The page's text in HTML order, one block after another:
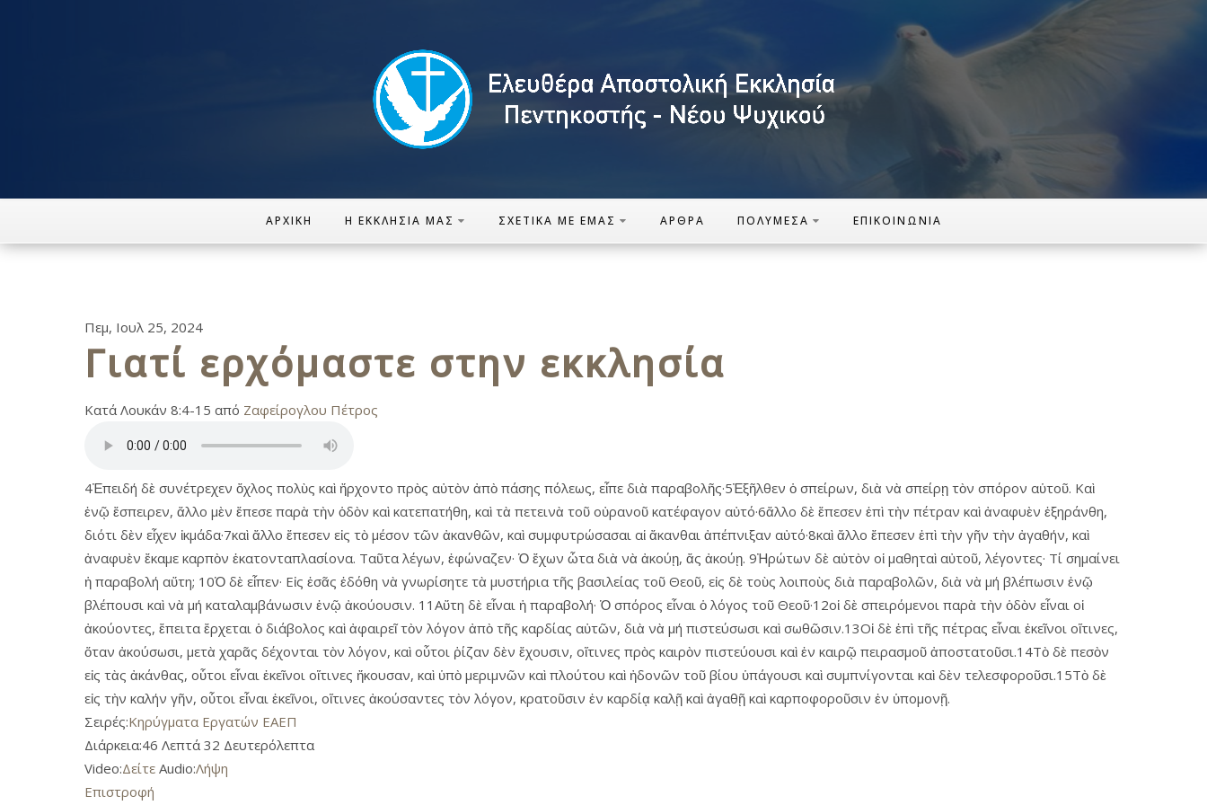
ΑΡΧΙΚΉ Η ΕΚΚΛΗΣΊΑ ΜΑΣ ΣΧΕΤΙΚΆ ΜΕ ΕΜΆΣ ΆΡΘΡΑ ΠΟΛΥΜΈΣΑ ΕΠΙΚΟΙΝΩΝΊΑ
Πεμ, Ιουλ 25, 2024
Γιατί ερχόμαστε στην εκκλησία
Κατά Λουκάν 8:4-15 από Ζαφείρογλου Πέτρος
4Ἐπειδή δὲ συνέτρεχεν ὄχλος πολὺς καὶ ἤρχοντο πρὸς αὐτὸν ἀπὸ πάσης πόλεως, εἶπε διὰ παραβολῆς·5Ἐξῆλθεν ὁ σπείρων, διὰ νὰ σπείρῃ τὸν σπόρον αὑτοῦ. Καὶ
ἐνῷ ἔσπειρεν, ἄλλο μὲν ἔπεσε παρὰ τὴν ὁδὸν καὶ κατεπατήθη, καὶ τὰ πετεινὰ τοῦ οὐρανοῦ κατέφαγον αὐτό·6ἄλλο δὲ ἔπεσεν ἐπὶ τὴν πέτραν καὶ ἀναφυὲν ἐξηράνθη,
διότι δὲν εἶχεν ἰκμάδα·7καὶ ἄλλο ἔπεσεν εἰς τὸ μέσον τῶν ἀκανθῶν, καὶ συμφυτρώσασαι αἱ ἄκανθαι ἀπέπνιξαν αὐτό·8καὶ ἄλλο ἔπεσεν ἐπὶ τὴν γῆν τὴν ἀγαθήν, καὶ
ἀναφυὲν ἔκαμε καρπὸν ἑκατονταπλασίονα. Ταῦτα λέγων, ἐφώναζεν· Ὁ ἔχων ὦτα διὰ νὰ ἀκούῃ, ἄς ἀκούῃ. 9Ἠρώτων δὲ αὐτὸν οἱ μαθηταὶ αὐτοῦ, λέγοντες· Τί σημαίνει
ἡ παραβολή αὕτη; 10Ὁ δὲ εἶπεν· Εἰς ἐσᾶς ἐδόθη νὰ γνωρίσητε τὰ μυστήρια τῆς βασιλείας τοῦ Θεοῦ, εἰς δὲ τοὺς λοιποὺς διὰ παραβολῶν, διὰ νὰ μή βλέπωσιν ἐνῷ
βλέπουσι καὶ νὰ μή καταλαμβάνωσιν ἐνῷ ἀκούουσιν. 11Αὕτη δὲ εἶναι ἡ παραβολή· Ὁ σπόρος εἶναι ὁ λόγος τοῦ Θεοῦ·12οἱ δὲ σπειρόμενοι παρὰ τὴν ὁδὸν εἶναι οἱ
ἀκούοντες, ἔπειτα ἔρχεται ὁ διάβολος καὶ ἀφαιρεῖ τὸν λόγον ἀπὸ τῆς καρδίας αὐτῶν, διὰ νὰ μή πιστεύσωσι καὶ σωθῶσιν.13Οἱ δὲ ἐπὶ τῆς πέτρας εἶναι ἐκεῖνοι οἵτινες,
ὅταν ἀκούσωσι, μετὰ χαρᾶς δέχονται τὸν λόγον, καὶ οὗτοι ῥίζαν δὲν ἔχουσιν, οἵτινες πρὸς καιρὸν πιστεύουσι καὶ ἐν καιρῷ πειρασμοῦ ἀποστατοῦσι.14Τὸ δὲ πεσὸν
εἰς τὰς ἀκάνθας, οὗτοι εἶναι ἐκεῖνοι οἵτινες ἤκουσαν, καὶ ὑπὸ μεριμνῶν καὶ πλούτου καὶ ἠδονῶν τοῦ βίου ὑπάγουσι καὶ συμπνίγονται καὶ δὲν τελεσφοροῦσι.15Τὸ δὲ
εἰς τὴν καλήν γῆν, οὗτοι εἶναι ἐκεῖνοι, οἵτινες ἀκούσαντες τὸν λόγον, κρατοῦσιν ἐν καρδίᾳ καλῇ καὶ ἀγαθῇ καὶ καρποφοροῦσιν ἐν ὑπομονῇ.
Σειρές:Κηρύγματα Εργατών ΕΑΕΠ
Διάρκεια:46 Λεπτά 32 Δευτερόλεπτα
Video:Δείτε Audio:Λήψη
Επιστροφή